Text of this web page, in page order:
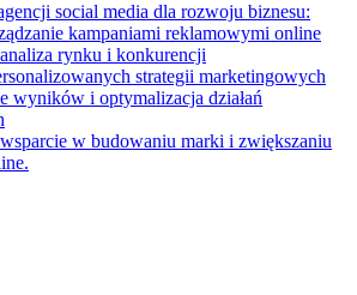
social media ⁣dla rozwoju ⁣biznesu:
kampaniami reklamowymi online
rynku i konkurencji
strategii marketingowych
wyników i‌ optymalizacja działań
w budowaniu marki i zwiększaniu